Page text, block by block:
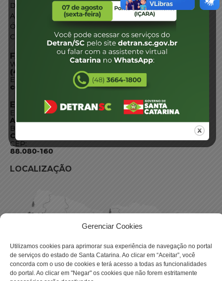
Gerenciar Cookies
Utilizamos cookies para aprimorar sua experiência de navegação no portal
de serviços do estado de Santa Catarina. Ao clicar em “Aceitar”, você
concorda com o uso de cookies e terá acesso a todas as funcionalidades
do portal. Ao clicar em "Negar" os cookies que não forem estritamente
Diário Oficial
Acesso à Informação
Órgãos do Governo
Conheça SC
FALE CONOSCO
WhatsApp:
(48) 3664-1800
E-mail:
centraldeinformacoes@detran.sc.gov.br
ENDEREÇO
Endereço:
Av. Almirante Tamandaré - 480
Bairro:
Coqueiros, Florianópolis SC
CEP:
88.080-160
LOCALIZAÇÃO